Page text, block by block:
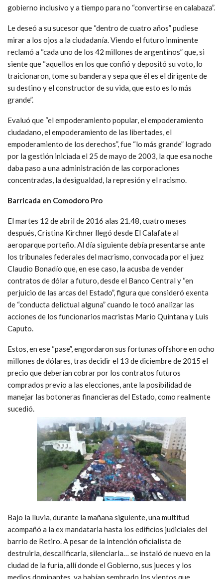
gobierno inclusivo y a tiempo para no “convertirse en calabaza”.
Le deseó a su sucesor que “dentro de cuatro años” pudiese
mirar a los ojos a la ciudadanía. Viendo el futuro inminente
reclamó a “cada uno de los 42 millones de argentinos” que, si
siente que “aquellos en los que confió y depositó su voto, lo
traicionaron, tome su bandera y sepa que él es el dirigente de
su destino y el constructor de su vida, que esto es lo más
grande”.
Evaluó que “el empoderamiento popular, el empoderamiento
ciudadano, el empoderamiento de las libertades, el
empoderamiento de los derechos”, fue “lo más grande” logrado
por la gestión iniciada el 25 de mayo de 2003, la que esa noche
daba paso a una administración de las corporaciones
concentradas, la desigualdad, la represión y el racismo.
Barricada en Comodoro Pro
El martes 12 de abril de 2016 alas 21.48, cuatro meses
después, Cristina Kirchner llegó desde El Calafate al
aeroparque porteño. Al día siguiente debía presentarse ante
los tribunales federales del macrismo, convocada por el juez
Claudio Bonadío que, en ese caso, la acusba de vender
contratos de dólar a futuro, desde el Banco Central y “en
perjuicio de las arcas del Estado”, figura que consideró exenta
de “conducta delictual alguna” cuando le tocó analizar las
acciones de los funcionarios macristas Mario Quintana y Luis
Caputo.
Estos, en ese “pase”, engordaron sus fortunas offshore en ocho
millones de dólares, tras decidir el 13 de diciembre de 2015 el
precio que deberían cobrar por los contratos futuros
comprados previo a las elecciones, ante la posibilidad de
manejar las botoneras financieras del Estado, como realmente
sucedió.
Bajo la lluvia, durante la mañana siguiente, una multitud
acompañó a la ex mandataria hasta los edificios judiciales del
barrio de Retiro. A pesar de la intención oficialista de
destruirla, descalificarla, silenciarla… se instaló de nuevo en la
ciudad de la furia, allí donde el Gobierno, sus jueces y los
medios dominantes, ya habían sembrado los vientos que